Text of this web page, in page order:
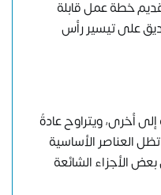
خطة عمل قابلة
على تيسير رأس
أخرى، ويتراوح عادةً
ولكن تظل العناصر الأساسية
الأجزاء الشائعة